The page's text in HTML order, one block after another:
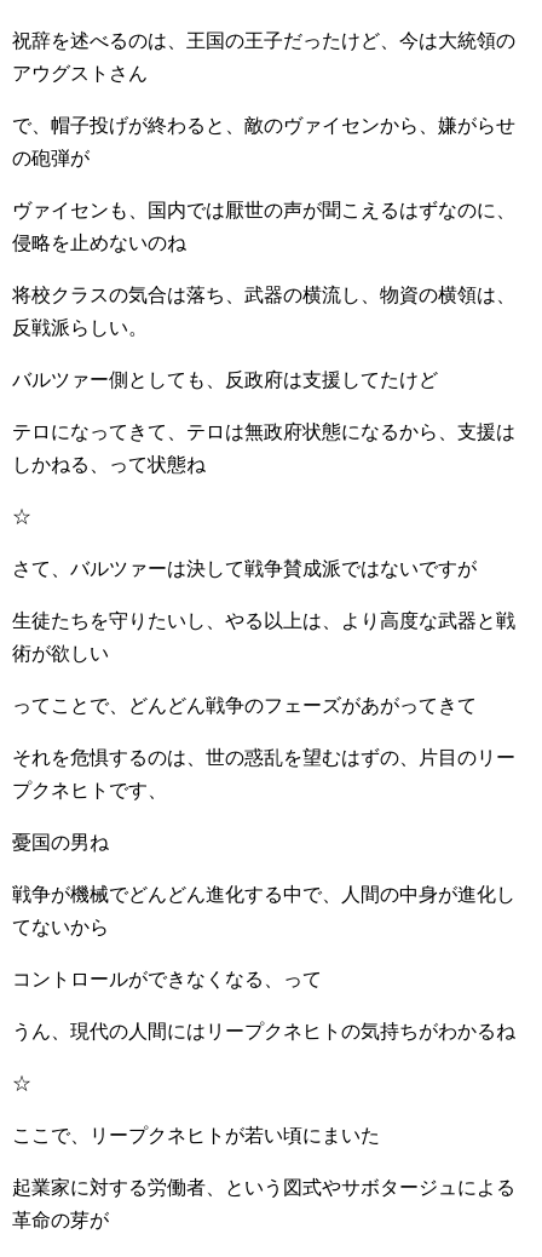
祝辞を述べるのは、王国の王子だったけど、今は大統領の
アウグストさん
で、帽子投げが終わると、敵のヴァイセンから、嫌がらせ
の砲弾が
ヴァイセンも、国内では厭世の声が聞こえるはずなのに、
侵略を止めないのね
将校クラスの気合は落ち、武器の横流し、物資の横領は、
反戦派らしい。
バルツァー側としても、反政府は支援してたけど
テロになってきて、テロは無政府状態になるから、支援は
しかねる、って状態ね
☆
さて、バルツァーは決して戦争賛成派ではないですが
生徒たちを守りたいし、やる以上は、より高度な武器と戦
術が欲しい
ってことで、どんどん戦争のフェーズがあがってきて
それを危惧するのは、世の惑乱を望むはずの、片目のリー
プクネヒトです、
憂国の男ね
戦争が機械でどんどん進化する中で、人間の中身が進化し
てないから
コントロールができなくなる、って
うん、現代の人間にはリープクネヒトの気持ちがわかるね
☆
ここで、リープクネヒトが若い頃にまいた
起業家に対する労働者、という図式やサボタージュによる
革命の芽が